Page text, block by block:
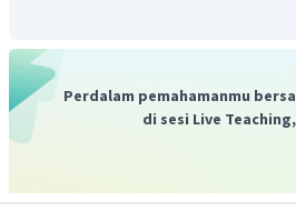
Perdalam pemahamanmu
di sesi Live Teaching,